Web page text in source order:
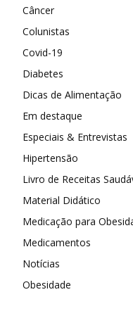
Câncer
Colunistas
Covid-19
Diabetes
Dicas de Alimentação
Em destaque
Especiais & Entrevistas
Hipertensão
Livro de Receitas
Material Didático
Medicação para
Medicamentos
Notícias
Obesidade